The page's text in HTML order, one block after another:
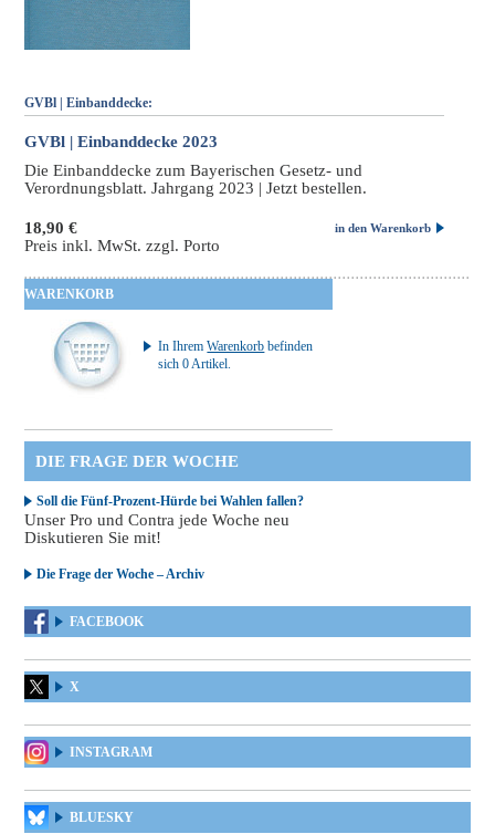
GVBl | Einbanddecke:
GVBl | Einbanddecke 2023
Die Einbanddecke zum Bayerischen Gesetz- und
Verordnungsblatt. Jahrgang 2023 | Jetzt bestellen.
18,90 €
Preis inkl. MwSt. zzgl. Porto
in den Warenkorb
WARENKORB
In IhremWarenkorb befinden
sich 0 Artikel.
DIE FRAGE DER WOCHE
Soll die Fünf-Prozent-Hürde bei Wahlen fallen?
Unser Pro und Contra jede Woche neu
Diskutieren Sie mit!
Die Frage der Woche – Archiv
FACEBOOK
X
INSTAGRAM
BLUESKY